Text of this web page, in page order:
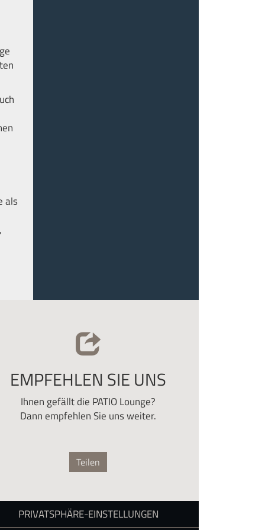
als
EMPFEHLEN SIE UNS
Ihnen gefällt die PATIO Lounge?
Dann empfehlen Sie uns weiter.
Teilen
PRIVATSPHÄRE-EINSTELLUNGEN